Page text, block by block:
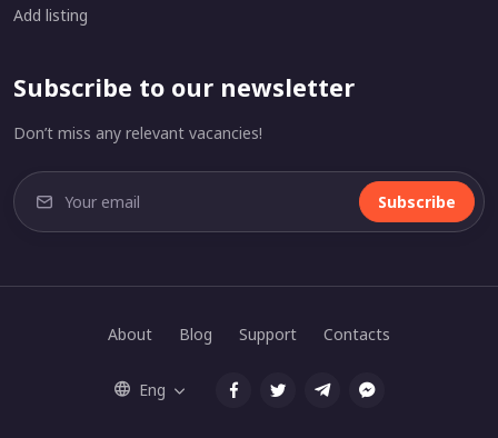
Add listing
Subscribe to our newsletter
Don’t miss any relevant vacancies!
Subscribe
About Blog Support Contacts
Eng